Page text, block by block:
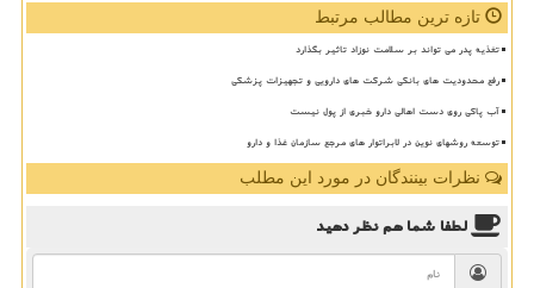
تازه ترین مطالب مرتبط
تغذیه پدر می تواند بر سلامت نوزاد تاثیر بگذارد
رفع محدودیت های بانکی شرکت های دارویی و تجهیزات پزشکی
آب پاکی روی دست اهالی دارو خبری از پول نیست
توسعه روشهای نوین در لابراتوار های مرجع سازمان غذا و دارو
نظرات بینندگان در مورد این مطلب
لطفا شما همنظر دهید